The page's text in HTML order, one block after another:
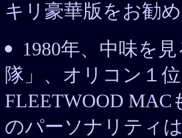
キリ豪華版をお勧
1980年、中味を
隊」、オリコン１
FLEETWOOD
のパーソナリティ